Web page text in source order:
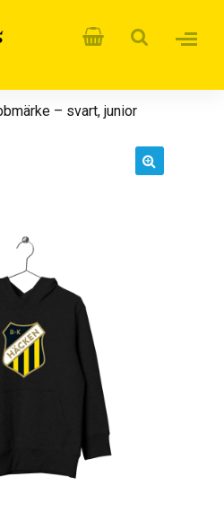
– svart, junior